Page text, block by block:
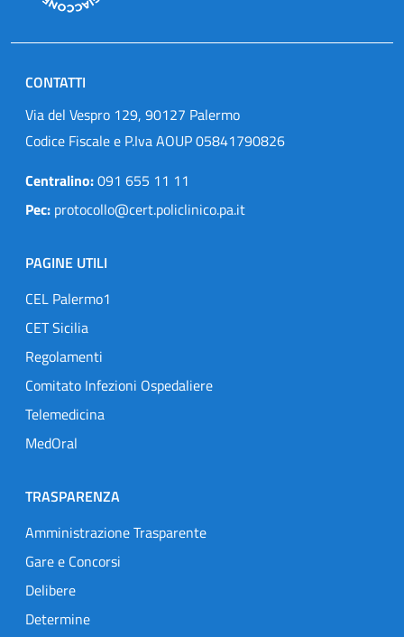
CONTATTI
Via del Vespro 129, 90127 Palermo
Codice Fiscale e P.Iva AOUP 05841790826
Centralino:091 655 11 11
Pec: protocollo@cert.policlinico.pa.it
PAGINE UTILI
CEL Palermo1
CET Sicilia
Regolamenti
Comitato Infezioni Ospedaliere
Telemedicina
MedOral
TRASPARENZA
Amministrazione Trasparente
Gare e Concorsi
Delibere
Determine